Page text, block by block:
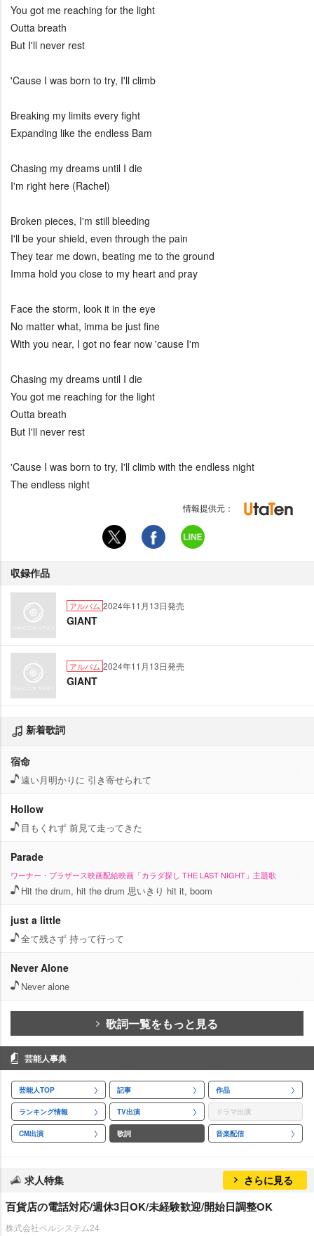
You got me reaching for the light
Outta breath
But I'll never rest
'Cause I was born to try, I'll climb
Breaking my limits every fight
Expanding like the endless Bam
Chasing my dreams until I die
I'm right here (Rachel)
Broken pieces, I'm still bleeding
I'll be your shield, even through the pain
They tear me down, beating me to the ground
Imma hold you close to my heart and pray
Face the storm, look it in the eye
No matter what, imma be just fine
With you near, I got no fear now 'cause I'm
Chasing my dreams until I die
You got me reaching for the light
Outta breath
But I'll never rest
'Cause I was born to try, I'll climb with the endless night
The endless night
情報提供元：
収録作品
アルバム 2024年11月13日発売
GIANT
アルバム 2024年11月13日発売
GIANT
新着歌詞
宿命
遠い月明かりに 引き寄せられて
Hollow
目もくれず 前見て走ってきた
Parade
ワーナー・ブラザース映画配給映画「カラダ探し THE LAST NIGHT」主題歌
Hit the drum, hit the drum 思いきり hit it, boom
just a little
全て残さず 持って行って
Never Alone
Never alone
歌詞一覧をもっと見る
芸能人事典
芸能人TOP 記事 作品
ランキング情報 TV出演 ドラマ出演
CM出演 歌詞 音楽配信
求人特集 さらに見る
百貨店の電話対応/週休3日OK/未経験歓迎/開始日調整OK
株式会社ベルシステム24